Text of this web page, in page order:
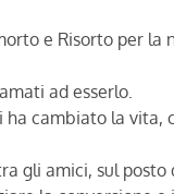
e Risorto per la
ad esserlo.
cambiato la vita,
gli amici, sul posto